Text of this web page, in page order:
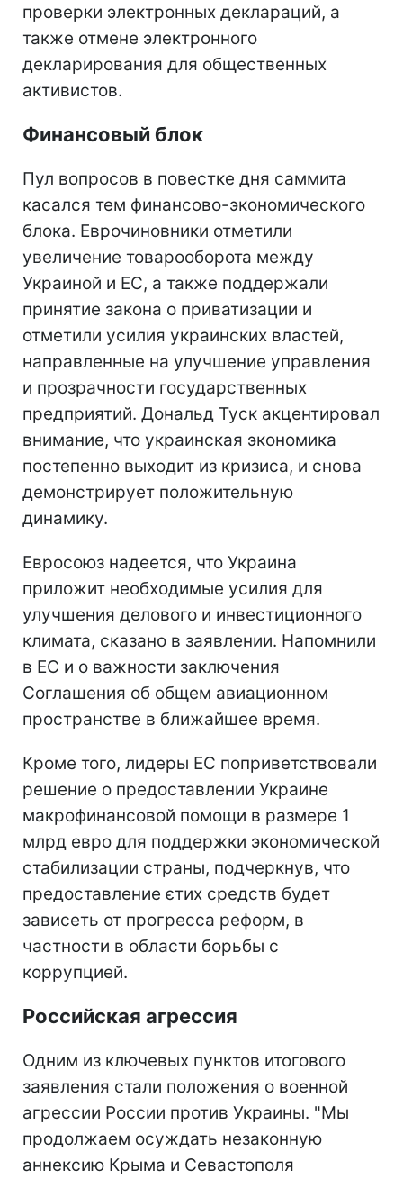
проверки электронных деклараций, а
также отмене электронного
декларирования для общественных
активистов.
Финансовый блок
Пул вопросов в повестке дня саммита
касался тем финансово-экономического
блока. Еврочиновники отметили
увеличение товарооборота между
Украиной и ЕС, а также поддержали
принятие закона о приватизации и
отметили усилия украинских властей,
направленные на улучшение управления
и прозрачности государственных
предприятий. Дональд Туск акцентировал
внимание, что украинская экономика
постепенно выходит из кризиса, и снова
демонстрирует положительную
динамику.
Евросоюз надеется, что Украина
приложит необходимые усилия для
улучшения делового и инвестиционного
климата, сказано в заявлении. Напомнили
в ЕС и о важности заключения
Соглашения об общем авиационном
пространстве в ближайшее время.
Кроме того, лидеры ЕС поприветствовали
решение о предоставлении Украине
макрофинансовой помощи в размере 1
млрд евро для поддержки экономической
стабилизации страны, подчеркнув, что
предоставление єтих средств будет
зависеть от прогресса реформ, в
частности в области борьбы с
коррупцией.
Российская агрессия
Одним из ключевых пунктов итогового
заявления стали положения о военной
агрессии России против Украины. "Мы
продолжаем осуждать незаконную
аннексию Крыма и Севастополя